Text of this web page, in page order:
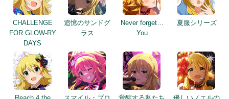
CHALLENGE
FOR GLOW-RY
DAYS
追憶のサンドグ
ラス
Never forget…
You
夏服シリーズ